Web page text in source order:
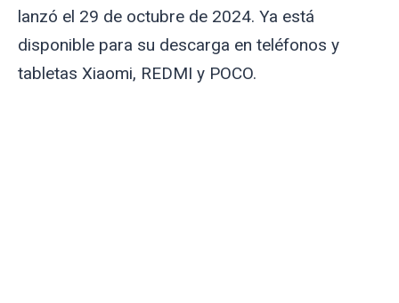
lanzó el 29 de octubre de 2024. Ya está
disponible para su descarga en teléfonos y
tabletas Xiaomi, REDMI y POCO.